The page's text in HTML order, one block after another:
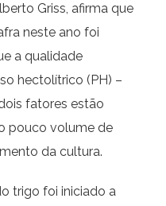
Griss, afirma que
neste ano foi
a qualidade
hectolítrico (PH) –
fatores estão
pouco volume de
da cultura.
trigo foi iniciado a